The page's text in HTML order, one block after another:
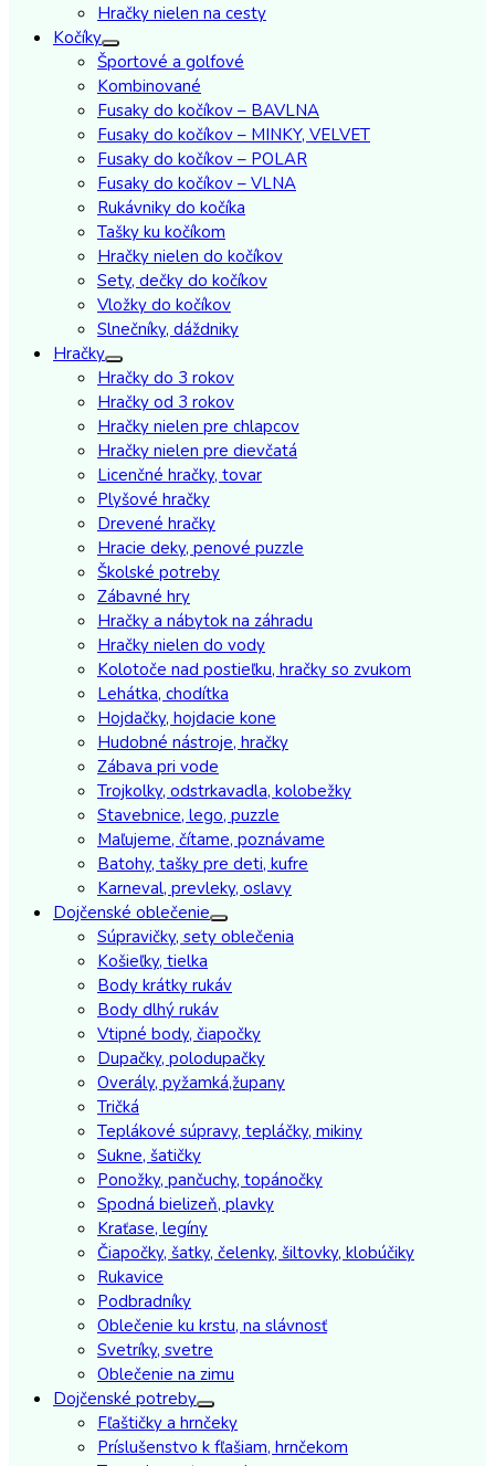
Hračky nielen na cesty
Kočíky
Športové a golfové
Kombinované
Fusaky do kočíkov – BAVLNA
Fusaky do kočíkov – MINKY, VELVET
Fusaky do kočíkov – POLAR
Fusaky do kočíkov – VLNA
Rukávniky do kočíka
Tašky ku kočíkom
Hračky nielen do kočíkov
Sety, dečky do kočíkov
Vložky do kočíkov
Slnečníky, dáždniky
Hračky
Hračky do 3 rokov
Hračky od 3 rokov
Hračky nielen pre chlapcov
Hračky nielen pre dievčatá
Licenčné hračky, tovar
Plyšové hračky
Drevené hračky
Hracie deky, penové puzzle
Školské potreby
Zábavné hry
Hračky a nábytok na záhradu
Hračky nielen do vody
Kolotoče nad postieľku, hračky so zvukom
Lehátka, chodítka
Hojdačky, hojdacie kone
Hudobné nástroje, hračky
Zábava pri vode
Trojkolky, odstrkavadla, kolobežky
Stavebnice, lego, puzzle
Maľujeme, čítame, poznávame
Batohy, tašky pre deti, kufre
Karneval, prevleky, oslavy
Dojčenské oblečenie
Súpravičky, sety oblečenia
Košieľky, tielka
Body krátky rukáv
Body dlhý rukáv
Vtipné body, čiapočky
Dupačky, polodupačky
Overály, pyžamká,župany
Tričká
Teplákové súpravy, tepláčky, mikiny
Sukne, šatičky
Ponožky, pančuchy, topánočky
Spodná bielizeň, plavky
Kraťase, legíny
Čiapočky, šatky, čelenky, šiltovky, klobúčiky
Rukavice
Podbradníky
Oblečenie ku krstu, na slávnosť
Svetríky, svetre
Oblečenie na zimu
Dojčenské potreby
Fľaštičky a hrnčeky
Príslušenstvo k fľašiam, hrnčekom